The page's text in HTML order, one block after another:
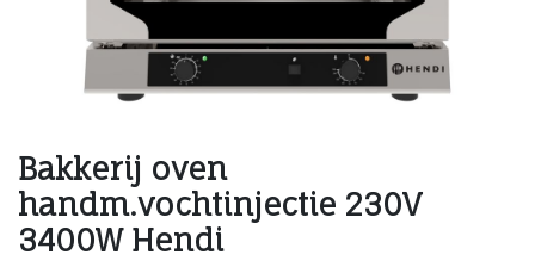
Bakkerij oven
handm.vochtinjectie 230V
3400W Hendi